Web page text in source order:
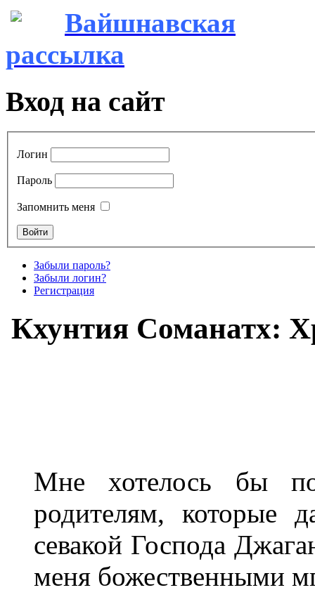
Вайшнавская
рассылка
Вход на сайт
Логин
Пароль
Запомнить меня
Забыли пароль?
Забыли логин?
Регистрация
Кхунтия Соманатх:
Мне хотелось бы
родителям, которые
севакой Господа
меня божественными